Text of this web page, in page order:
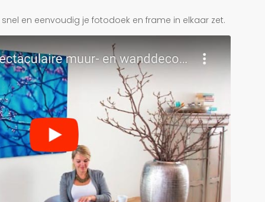
en eenvoudig je fotodoek en frame in elkaar zet.